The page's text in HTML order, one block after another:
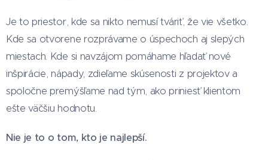
Je to priestor, kde sa nikto nemusí tváriť, že vie všetko.
Kde sa otvorene rozprávame o úspechoch aj slepých
miestach. Kde si navzájom pomáhame hľadať nové
inšpirácie, nápady, zdieľame skúsenosti z projektov a
spoločne premýšľame nad tým, ako priniesť klientom
ešte väčšiu hodnotu.
Nie je to o tom, kto je najlepší.